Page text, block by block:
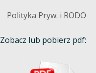
Polityka Pryw. i RODO
Zobacz lub pobierz pdf: